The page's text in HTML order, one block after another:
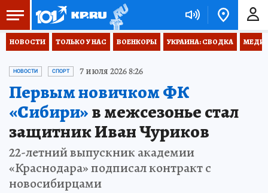
НОВОСТИ ТОЛЬКО У НАС ВОЕНКОРЫ УКРАИНА: СВОДКА
НОВОСТИ СПОРТ 7 июля 2026 8:26
Первым новичком ФК
«Сибири»в межсезонье стал
защитник Иван Чуриков
22-летний выпускник академии
«Краснодара» подписал контракт с
новосибирцами